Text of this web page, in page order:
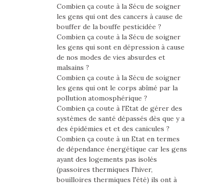
Combien ça coute à la Sécu de soigner
les gens qui ont des cancers à cause de
bouffer de la bouffe pesticidée ?
Combien ça coute à la Sécu de soigner
les gens qui sont en dépression à cause
de nos modes de vies absurdes et
malsains ?
Combien ça coute à la Sécu de soigner
les gens qui ont le corps abîmé par la
pollution atomosphérique ?
Combien ça coute à l'Etat de gérer des
systèmes de santé dépassés dès que y a
des épidémies et et des canicules ?
Combien ça coute à un Etat en termes
de dépendance énergétique car les gens
ayant des logements pas isolés
(passoires thermiques l'hiver,
bouilloires thermiques l'été) ils ont à